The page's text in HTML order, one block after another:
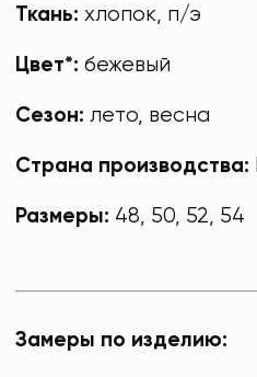
Ткань: хлопок, п/э
Цвет*: бежевый
Сезон: лето, весна
Страна производства:
Размеры: 48, 50, 52, 54
Замеры по изделию: